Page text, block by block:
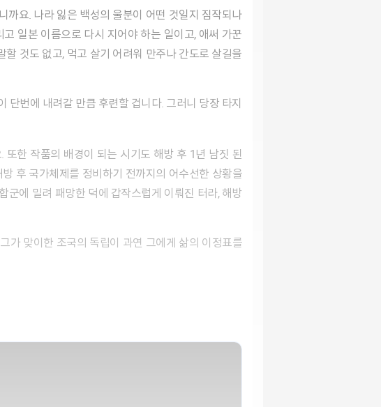
일본 이름으로 다시 지어야 하는 일이고, 애써 가꾼
것도 없고, 먹고 살기 어려워 만주나 간도로 살길을
한 작품의 배경이 되는 시기도 해방 후 1년 남짓 된
후 국가체제를 정비하기 전까지의 어수선한 상황을
군에 밀려 패망한 덕에 갑작스럽게 이뤄진 터라, 해방